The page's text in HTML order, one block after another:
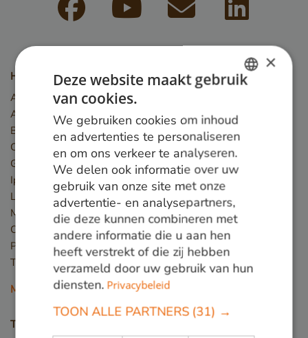
Houtsoorten
Angelim Vermelho
Azobé
Basralocus
Cumaru
Guariuba
Ipé
Louro preto
Massaranduba
Okan
Piquia
Tali
Meer houtsoorten
Toepassingen
GERMAN
ENGLISH
×
Deze website maakt gebruik
van cookies.
We gebruiken cookies om inhoud
en advertenties te personaliseren
en om ons verkeer te analyseren.
We delen ook informatie over uw
gebruik van onze site met onze
advertentie- en analysepartners,
die deze kunnen combineren met
andere informatie die u aan hen
heeft verstrekt of die zij hebben
verzameld door uw gebruik van hun
diensten. Privacybeleid
TOON ALLE PARTNERS (31) →